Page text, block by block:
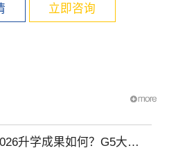
立即咨询
升学成果如何？G5大满